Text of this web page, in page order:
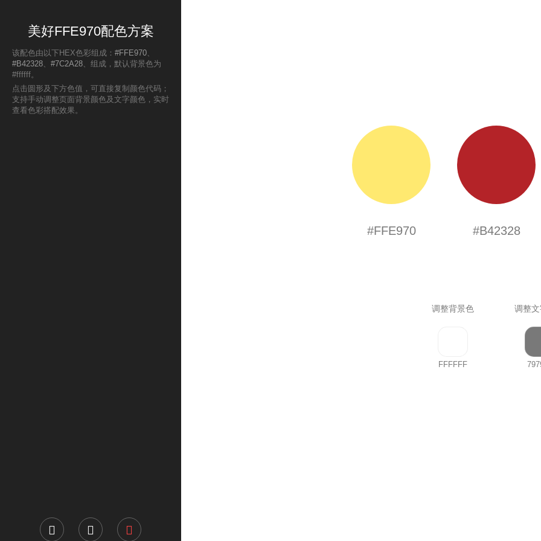
美好FFE970配色方案
该配色由以下HEX色彩组成： #FFE970、
#B42328、 #7C2A28、组成，默认背景色为
#ffffff。
点击圆形及下方色值，可直接复制颜色代码；
支持手动调整页面背景颜色及文字颜色，实时
查看色彩搭配效果。
#FFE970 #B42328
调整背景色 调整